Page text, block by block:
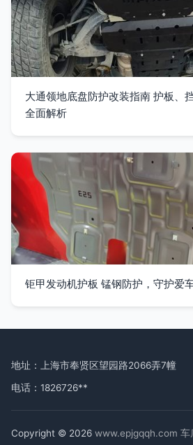
大通领地底盘防护改装指南 护板、
全面解析
钜甲发动机护板 锰钢防护，守护爱
地址：上海市奉贤区望园路2066弄7幢
电话：1826726**
Copyright © 2026 www.epjgqqh.com 车